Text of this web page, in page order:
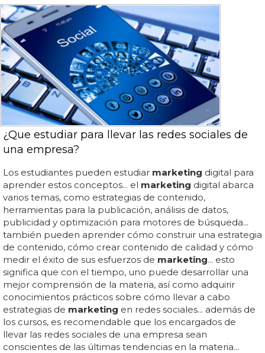
¿Que estudiar para llevar las redes sociales de
una empresa?
Los estudiantes pueden estudiar marketing digital para
aprender estos conceptos... el marketing digital abarca
varios temas, como estrategias de contenido,
herramientas para la publicación, análisis de datos,
publicidad y optimización para motores de búsqueda...
también pueden aprender cómo construir una estrategia
de contenido, cómo crear contenido de calidad y cómo
medir el éxito de sus esfuerzos de marketing... esto
significa que con el tiempo, uno puede desarrollar una
mejor comprensión de la materia, así como adquirir
conocimientos prácticos sobre cómo llevar a cabo
estrategias de marketing en redes sociales... además de
los cursos, es recomendable que los encargados de
llevar las redes sociales de una empresa sean
conscientes de las últimas tendencias en la materia...